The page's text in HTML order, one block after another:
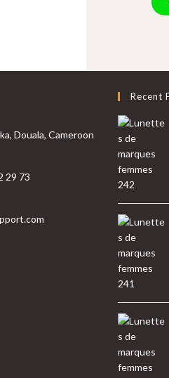
Douala, Cameroon
29 73
Recent